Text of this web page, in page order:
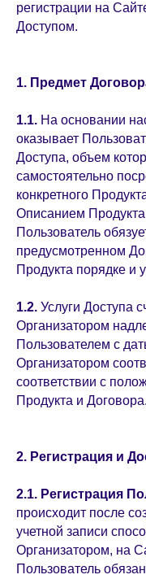
регистрации на
Доступом.
1. Предмет
1.1. На основании
оказывает
Доступа, объем
самостоятельно
конкретного
Описанием
Пользователь
предусмотренном
Продукта порядке и
1.2. Услуги Доступа
Организатором
Пользователем с
Организатором
соответствии с
Продукта и Договора.
2. Регистрация и
2.1. Регистрация
происходит после
учетной записи
Организатором, на
Пользователь